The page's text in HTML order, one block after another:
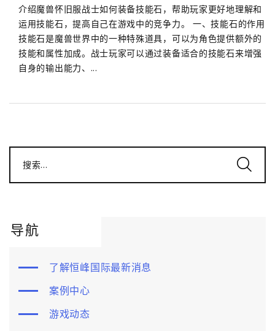
介绍魔兽怀旧服战士如何装备技能石，帮助玩家更好地理解和
运用技能石，提高自己在游戏中的竞争力。 一、技能石的作用
技能石是魔兽世界中的一种特殊道具，可以为角色提供额外的
技能和属性加成。战士玩家可以通过装备适合的技能石来增强
自身的输出能力、...
搜索...
导航
了解恒峰国际最新消息
案例中心
游戏动态